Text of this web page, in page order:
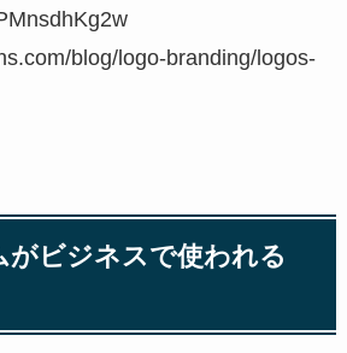
blog/logo-branding/logos-
がビジネスで使われる